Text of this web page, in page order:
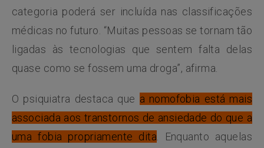
categoria poderá ser incluída nas classificações
médicas no futuro. “Muitas pessoas se tornam tão
ligadas às tecnologias que sentem falta delas
quase como se fossem uma droga”, afirma.
O psiquiatra destaca que a nomofobia está mais
associada aos transtornos de ansiedade do que a
uma fobia propriamente dita . Enquanto aquelas